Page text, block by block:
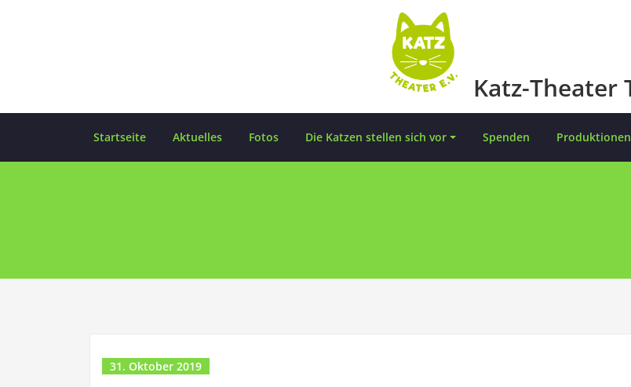
Katz-Theater
Startseite Aktuelles Fotos Die Katzen stellen sich vor Spenden Produktionen
31. Oktober 2019